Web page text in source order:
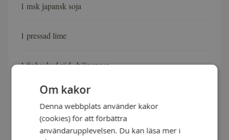
1 msk japansk soja
1 pressad lime
1 finhackad röd chilipeppar
2 msk finhackad ingefära
Om kakor
Denna webbplats använder kakor
(cookies) för att förbättra
användarupplevelsen. Du kan läsa mer i